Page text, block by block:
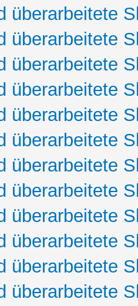
überarbeitete
überarbeitete
überarbeitete
überarbeitete
überarbeitete
überarbeitete
überarbeitete
überarbeitete
überarbeitete
überarbeitete
überarbeitete
überarbeitete